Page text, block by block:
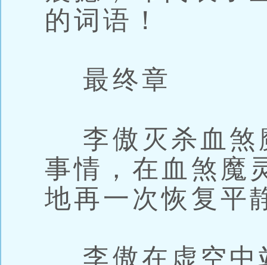
的词语！
最终章
李傲灭杀血煞
事情，在血煞魔
地再一次恢复平
李傲在虚空中